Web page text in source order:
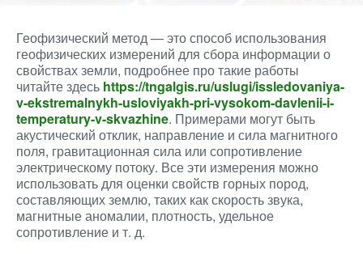
Геофизический метод — это способ использования
геофизических измерений для сбора информации о
свойствах земли, подробнее про такие работы
читайте здесь https://tngalgis.ru/uslugi/issledovaniya-
v-ekstremalnykh-usloviyakh-pri-vysokom-davlenii-i-
temperatury-v-skvazhine. Примерами могут быть
акустический отклик, направление и сила магнитного
поля, гравитационная сила или сопротивление
электрическому потоку. Все эти измерения можно
использовать для оценки свойств горных пород,
составляющих землю, таких как скорость звука,
магнитные аномалии, плотность, удельное
сопротивление и т. д.